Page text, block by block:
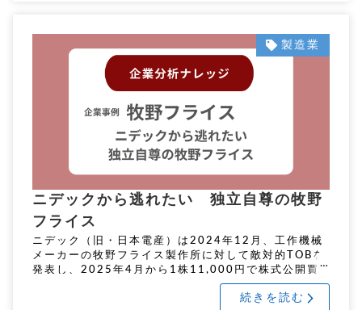
製造業
ニデックから逃れたい 独立自尊の牧野
フライス
ニデック（旧・日本電産）は2024年12月、工作機械
メーカーの牧野フライス製作所に対して敵対的TOBを
発表し、2025年4月から1株11,000円で株式公開買
付けを開始しました。ニデックは牧野の技術力とブラ
続きを読む